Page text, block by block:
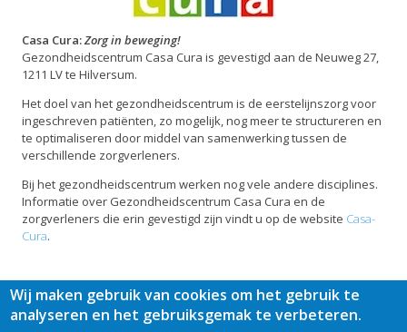
Casa Cura:Zorg in beweging!
Gezondheidscentrum Casa Cura is gevestigd aan de Neuweg 27,
1211 LV te Hilversum.
Het doel van het gezondheidscentrum is de eerstelijnszorg voor
ingeschreven patiënten, zo mogelijk, nog meer te structureren en
te optimaliseren door middel van samenwerking tussen de
verschillende zorgverleners.
Bij het gezondheidscentrum werken nog vele andere disciplines.
Informatie over Gezondheidscentrum Casa Cura en de
zorgverleners die erin gevestigd zijn vindt u op de website Casa-
Cura.
Wij maken gebruik van cookies om het gebruik te
analyseren en het gebruiksgemak te verbeteren.